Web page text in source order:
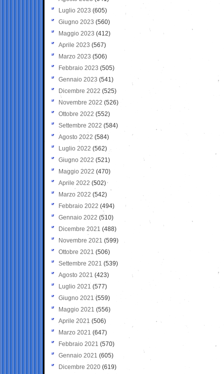
Luglio 2023 (605)
Giugno 2023 (560)
Maggio 2023 (412)
Aprile 2023 (567)
Marzo 2023 (506)
Febbraio 2023 (505)
Gennaio 2023 (541)
Dicembre 2022 (525)
Novembre 2022 (526)
Ottobre 2022 (552)
Settembre 2022 (584)
Agosto 2022 (584)
Luglio 2022 (562)
Giugno 2022 (521)
Maggio 2022 (470)
Aprile 2022 (502)
Marzo 2022 (542)
Febbraio 2022 (494)
Gennaio 2022 (510)
Dicembre 2021 (488)
Novembre 2021 (599)
Ottobre 2021 (506)
Settembre 2021 (539)
Agosto 2021 (423)
Luglio 2021 (577)
Giugno 2021(559)
Maggio 2021 (556)
Aprile 2021 (506)
Marzo 2021 (647)
Febbraio 2021 (570)
Gennaio 2021 (605)
Dicembre 2020 (619)